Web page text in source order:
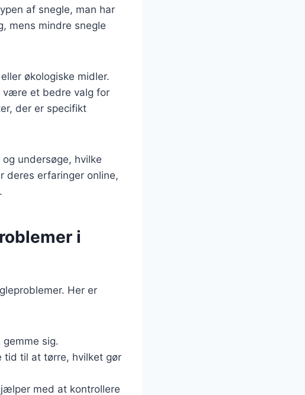
af snegle, man har
mens mindre snegle
økologiske midler.
være et bedre valg for
der er specifikt
undersøge, hvilke
deres erfaringer online,
i
Her er
sig.
tid til at tørre, hvilket gør
med at kontrollere